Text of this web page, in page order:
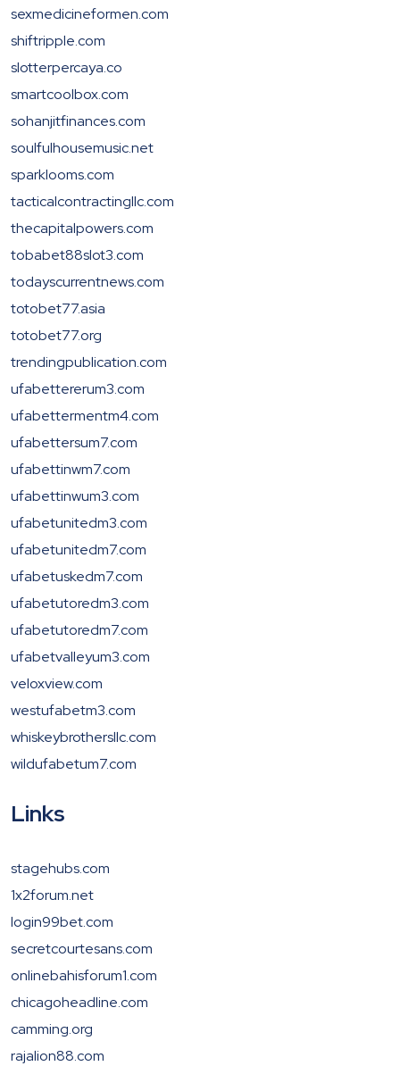
sexmedicineformen.com
shiftripple.com
slotterpercaya.co
smartcoolbox.com
sohanjitfinances.com
soulfulhousemusic.net
sparklooms.com
tacticalcontractingllc.com
thecapitalpowers.com
tobabet88slot3.com
todayscurrentnews.com
totobet77.asia
totobet77.org
trendingpublication.com
ufabettererum3.com
ufabettermentm4.com
ufabettersum7.com
ufabettinwm7.com
ufabettinwum3.com
ufabetunitedm3.com
ufabetunitedm7.com
ufabetuskedm7.com
ufabetutoredm3.com
ufabetutoredm7.com
ufabetvalleyum3.com
veloxview.com
westufabetm3.com
whiskeybrothersllc.com
wildufabetum7.com
Links
stagehubs.com
1x2forum.net
login99bet.com
secretcourtesans.com
onlinebahisforum1.com
chicagoheadline.com
camming.org
rajalion88.com